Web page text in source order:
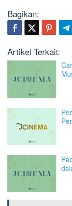
Bagikan:
Artikel Terkait: